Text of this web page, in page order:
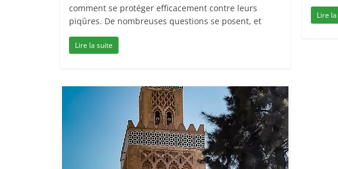
comment se protéger efficacement contre leurs
piqûres. De nombreuses questions se posent, et
Lire la suite
Lire